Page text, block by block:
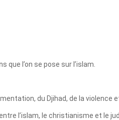
l’on se pose sur l’islam.
du Djihad, de la violence
entre l’islam, le christianisme et le